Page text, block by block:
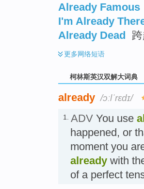
Already Famous
I'm Already
Already Dead
更多网络短语
柯林斯英汉双解大词典
already /ɔːlˈrɛdɪ/
1. ADV You use
happened, or
moment you
already with
of a perfect